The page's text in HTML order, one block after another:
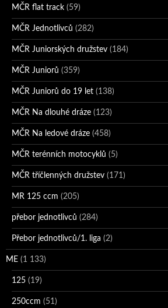
MČR flat track (59)
MČR Jednotlivců (282)
MČR Juniorských družstev (184)
MČR Juniorů (359)
MČR Juniorů do 19 let (138)
MČR Na dlouhé dráze (123)
MČR Na ledové dráze (458)
MČR terénních motocyklů (5)
MČR tříčlenných družstev (171)
MR 125 ccm (205)
přebor jednotlivců (284)
Přebor jednotlivců/1. liga (2)
ME (1 133)
125 (19)
250ccm (51)